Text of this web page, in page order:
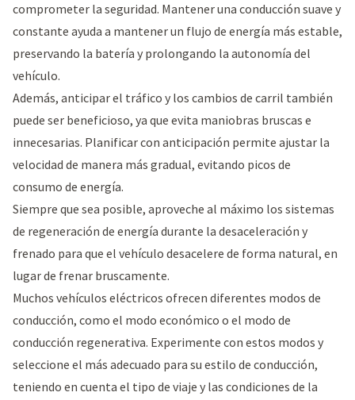
comprometer la seguridad. Mantener una conducción suave y
constante ayuda a mantener un flujo de energía más estable,
preservando la batería y prolongando la autonomía del
vehículo.
Además, anticipar el tráfico y los cambios de carril también
puede ser beneficioso, ya que evita maniobras bruscas e
innecesarias. Planificar con anticipación permite ajustar la
velocidad de manera más gradual, evitando picos de
consumo de energía.
Siempre que sea posible, aproveche al máximo los sistemas
de regeneración de energía durante la desaceleración y
frenado para que el vehículo desacelere de forma natural, en
lugar de frenar bruscamente.
Muchos vehículos eléctricos ofrecen diferentes modos de
conducción, como el modo económico o el modo de
conducción regenerativa. Experimente con estos modos y
seleccione el más adecuado para su estilo de conducción,
teniendo en cuenta el tipo de viaje y las condiciones de la